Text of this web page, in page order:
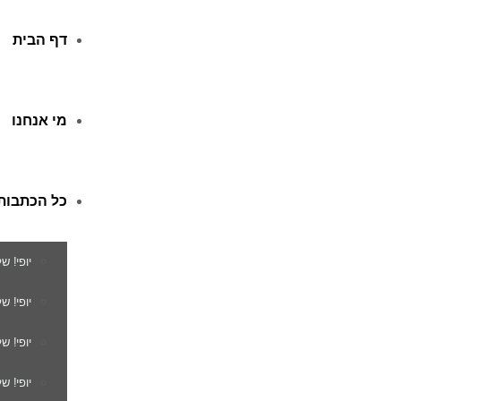
דף הבית
מי אנחנו
כל
יופי!
יופי!
יופי!
יופי!